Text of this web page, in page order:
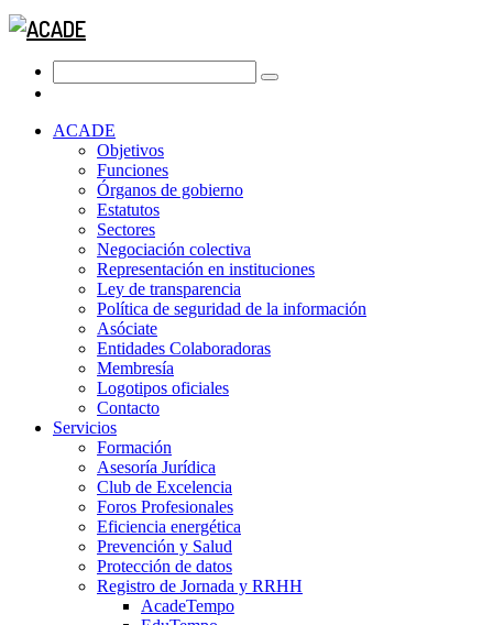
ACADE
Objetivos
Funciones
Órganos de gobierno
Estatutos
Sectores
Negociación colectiva
Representación en instituciones
Ley de transparencia
Política de seguridad de la información
Asóciate
Entidades Colaboradoras
Membresía
Logotipos oficiales
Contacto
Servicios
Formación
Asesoría Jurídica
Club de Excelencia
Foros Profesionales
Eficiencia energética
Prevención y Salud
Protección de datos
Registro de Jornada y RRHH
AcadeTempo